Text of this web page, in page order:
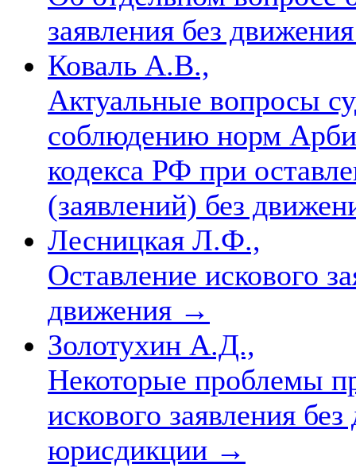
заявления без
Коваль А.В.,
Актуальные вопросы
соблюдению норм
кодекса РФ при
(заявлений) без
Лесницкая Л.Ф.,
Оставление искового
движения →
Золотухин А.Д.,
Некоторые проблемы
искового заявления
юрисдикции →